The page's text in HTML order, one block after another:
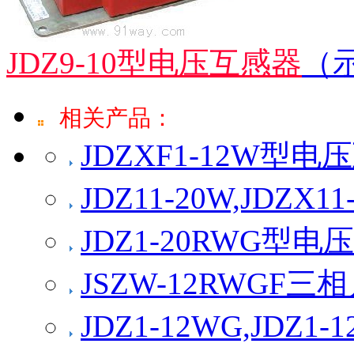
JDZ9-10型电压互感器 （
相关产品：
JDZXF1-12W型电
JDZ11-
JDZ1-20RWG型电
JSZW-12RWGF三
JDZ1-12WG,JDZ1-